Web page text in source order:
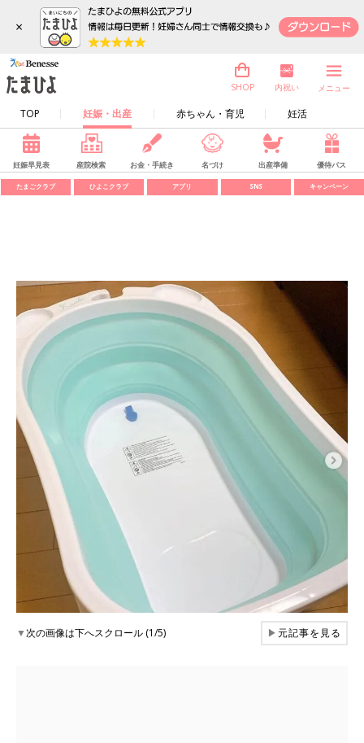
×
TOP 妊娠・出産 赤ちゃん・育児 妊活
SHOP 内祝い メニュー
妊娠早見表 産院検索 お金・手続き 名づけ 出産準備 優待パス
たまごクラブ ひよこクラブ アプリ SNS キャンペーン
▼次の画像は下へスクロール (1/5) ▶元記事を見る